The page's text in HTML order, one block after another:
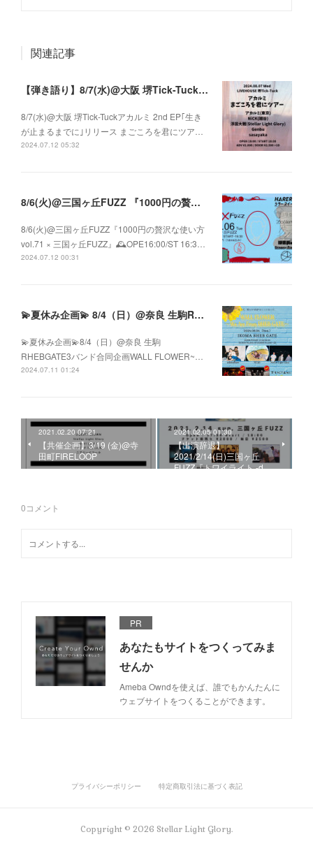
関連記事
【弾き語り】8/7(水)@大阪 堺Tick-Tuck アカルミ 2nd EP｢生きが止まるまでに｣ リリース まごころを君にツアー
8/7(水)@大阪 堺Tick-Tuckアカルミ 2nd EP｢生き
が止まるまでに｣リリース まごころを君にツア…
2024.07.12 05:32
8/6(火)@三国ヶ丘FUZZ 『1000円の贅沢な使い方 vol.71 × 三国ヶ丘FUZZ』
8/6(火)@三国ヶ丘FUZZ『1000円の贅沢な使い方
vol.71 × 三国ヶ丘FUZZ』🕰️OPE16:00/ST 16:3…
2024.07.12 00:31
💫夏休み企画💫 8/4（日）@奈良 生駒RHEBGATE 3バンド合同企画 WALL FLOWER ~We Are From RHEB GATE~
💫夏休み企画💫8/4（日）@奈良 生駒
RHEBGATE3バンド合同企画WALL FLOWER~…
2024.07.11 01:24
2021.02.20 07:21
【共催企画】3/19 (金)@寺
田町FIRELOOP
2021.02.05 01:30
【出演辞退】
2021/2/14(日)三国ヶ丘
FUZZ『トワイライト -d…
0コメント
PR
あなたもサイトをつくってみま
せんか
Ameba Owndを使えば、誰でもかんたんに
ウェブサイトをつくることができます。
プライバシーポリシー 特定商取引法に基づく表記
Copyright © 2026 Stellar Light Glory.